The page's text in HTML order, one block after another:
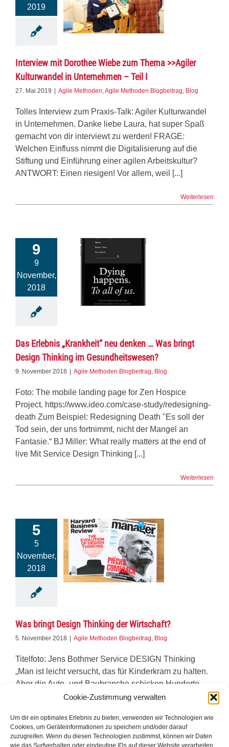
Cookie-Zustimmung verwalten
Um dir ein optimales Erlebnis zu bieten, verwenden wir Technologien wie
Cookies, um Geräteinformationen zu speichern und/oder darauf
zuzugreifen. Wenn du diesen Technologien zustimmst, können wir Daten
wie das Surfverhalten oder eindeutige IDs auf dieser Website verarbeiten.
2019
Interview mit Dorothee Wiebe zum Thema >>Agiler
Kulturwandel in Unternehmen – Teil I
27. Mai 2019 Agile Methoden,Agile Methoden Blogbeitrag, Blog
Tolles Interview zum Praxis-Talk: Agiler Kulturwandel
in Unternehmen. Danke liebe Laura, hat super Spaß
gemacht von dir interviewt zu werden! FRAGE:
Welchen Einfluss nimmt die Digitalisierung auf die
Stiftung und Einführung einer agilen Arbeitskultur?
ANTWORT: Einen riesigen! Vor allem, weil [...]
Weiterlesen
9
9
November,
2018
Das Erlebnis „Krankheit“ neu denken … Was bringt
Design Thinking im Gesundheitswesen?
9. November 2018 Agile Methoden Blogbeitrag, Blog
Foto: The mobile landing page for Zen Hospice
Project. https://www.ideo.com/case-study/redesigning-
death Zum Beispiel: Redesigning Death "Es soll der
Tod sein, der uns fortnimmt, nicht der Mangel an
Fantasie.“ BJ Miller: What really matters at the end of
live Mit Service Design Thinking [...]
Weiterlesen
5
5
November,
2018
Was bringt Design Thinking der Wirtschaft?
5. November 2018 Agile Methoden Blogbeitrag, Blog
Titelfoto: Jens Bothmer Service DESIGN Thinking
„Man ist leicht versucht, das für Kinderkram zu halten.
Aber die Auto- und Baubranche schicken Hunderte
von Leuten zu uns, weil sie sich bewegen müssen“
Plattner-Institute Was [...]
Weiterlesen